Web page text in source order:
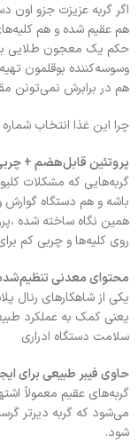
اگر گربه عزیزت جزو اون
هم عقیم شده و هم
حکم یک معجون طلایی
وسوسه‌کننده بوقلمون
هم در برابرش نمی‌تونن
چرا این غذا انتخاب
پروتئین قابل‌هضم +
گربه‌هایی که مشکلات
باشه و هم دستگاه گوارش
همین نگاه ساخته شده
روی کلیه‌ها و چربی کم
محتوای معدنی
یکی از شاهکارهای
یعنی کمک به عملکرد
سلامت دستگاه ادراری
حاوی فیبر طبیعی برای
گربه‌های عقیم معمولاً
می‌شود که گربه دیرتر
شود.